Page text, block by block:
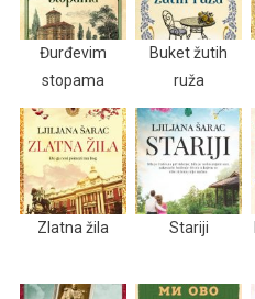
Đurđevim
stopama
Buket žutih
ruža
Zlatna žila Stariji